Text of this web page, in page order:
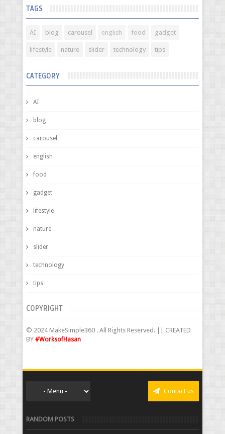
TAGS
AI blog carousel english food gadget
lifestyle nature slider technology tips
CATEGORY
AI
blog
carousel
english
food
gadget
lifestyle
nature
slider
technology
tips
COPYRIGHT
© 2024 MakeSimple360 . All Rights Reserved. || CREATED
BY #WorksofHasan
Contact us
RANDOM POSTS